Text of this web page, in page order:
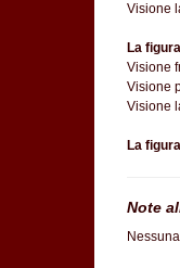
Visione
La
Visione
Visione
Visione
La
Note